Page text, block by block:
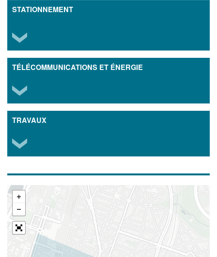
STATIONNEMENT
TÉLÉCOMMUNICATIONS ET ÉNERGIE
TRAVAUX